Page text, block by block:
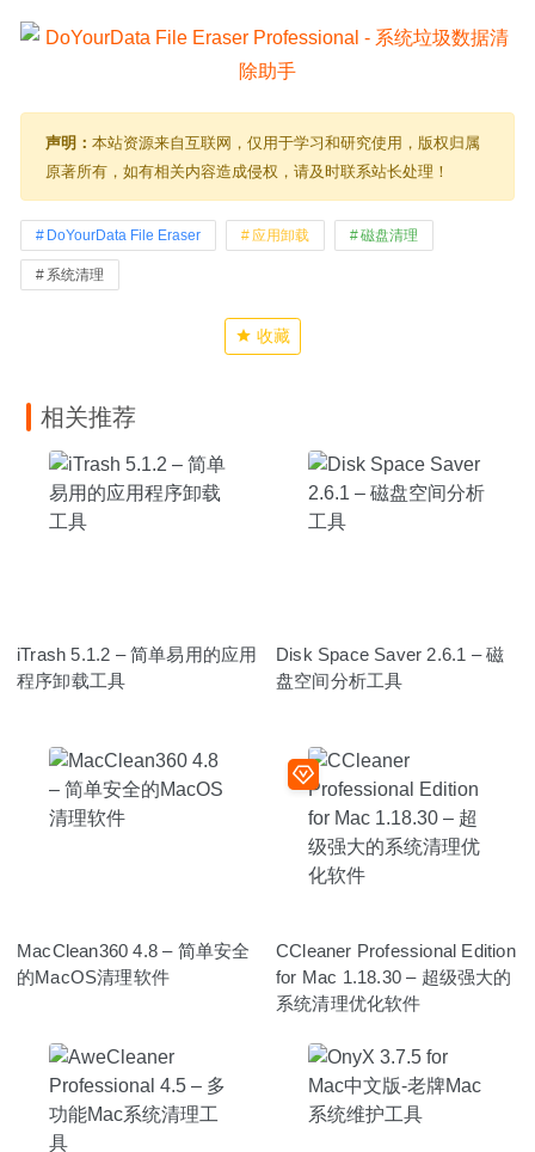
声明： 本站资源来自互联网，仅用于学习和研究使用，版权归属
原著所有，如有相关内容造成侵权，请及时联系站长处理！
DoYourData File Eraser 应用卸载 磁盘清理
系统清理
收藏
相关推荐
iTrash 5.1.2 – 简单易用的应用
程序卸载工具
Disk Space Saver 2.6.1 – 磁
盘空间分析工具
MacClean360 4.8 – 简单安全
的MacOS清理软件
CCleaner Professional Edition
for Mac 1.18.30 – 超级强大的
系统清理优化软件